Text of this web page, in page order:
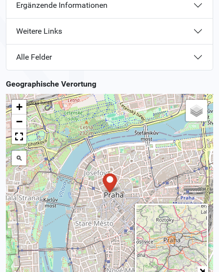
Ergänzende Informationen
Weitere Links
Alle Felder
Geographische Verortung
+
−